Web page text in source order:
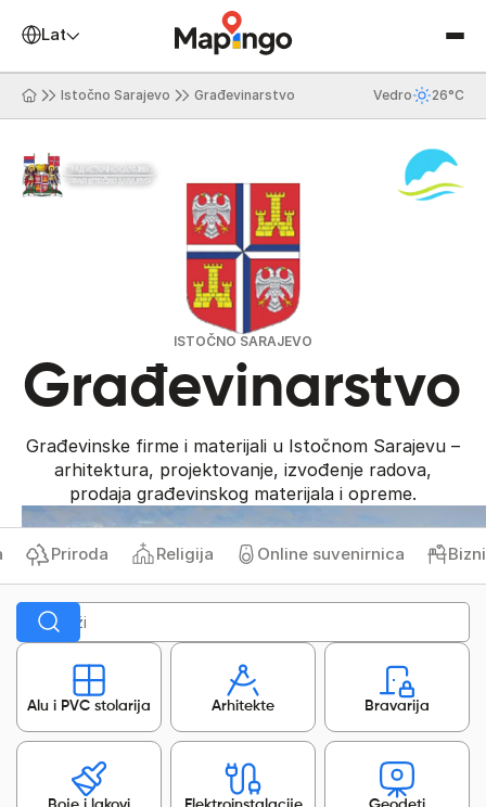
Latinica
Istočno Sarajevo Građevinarstvo Vedro 26°C
ISTOČNO SARAJEVO
Građevinarstvo
Građevinske firme i materijali u Istočnom Sarajevu –
arhitektura, projektovanje, izvođenje radova,
prodaja građevinskog materijala i opreme.
Priroda Religija Online suvenirnica Biznis
Alu i PVC stolarija Arhitekte Bravarija